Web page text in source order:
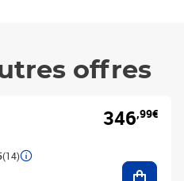
offres
(14)
346,99€